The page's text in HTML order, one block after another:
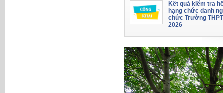
Kết quả kiểm tra
hạng chức danh
chức Trường
2026